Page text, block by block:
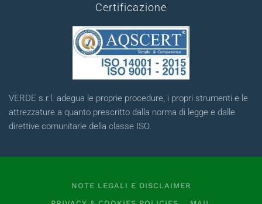
Certificazione
VERDE s.r.l. adegua le proprie procedure, i propri strumenti e le
attrezzature a quanto prescritto dalla norma di legge e dalle
direttive comunitarie della classe ISO.
NOTE LEGALI E DISCLAIMER